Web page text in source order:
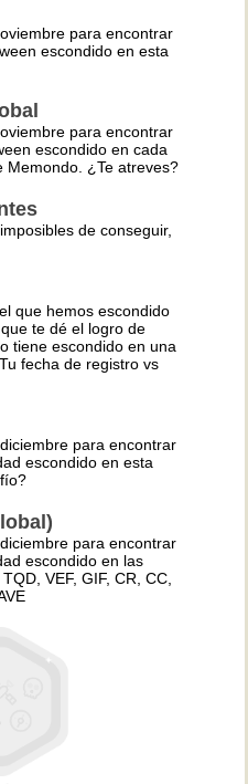
para encontrar
escondido en esta
para encontrar
escondido en cada
Memondo. ¿Te atreves?
de conseguir,
que hemos escondido
te dé el logro de
tiene escondido en una
fecha de registro vs
para encontrar
escondido en esta
para encontrar
escondido en las
VEF, GIF, CR, CC,